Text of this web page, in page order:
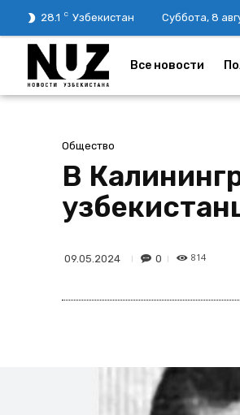
28.1 C Узбекистан Суббота, 8
Все новости
Общество
В
09.05.2024 0 814